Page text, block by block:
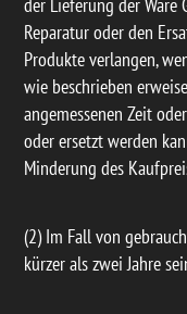
Reparatur oder den
Produkte verlangen,
wie beschrieben
angemessenen Zeit
oder ersetzt werden
Minderung des
(2) Im Fall von
kürzer als zwei Jahre